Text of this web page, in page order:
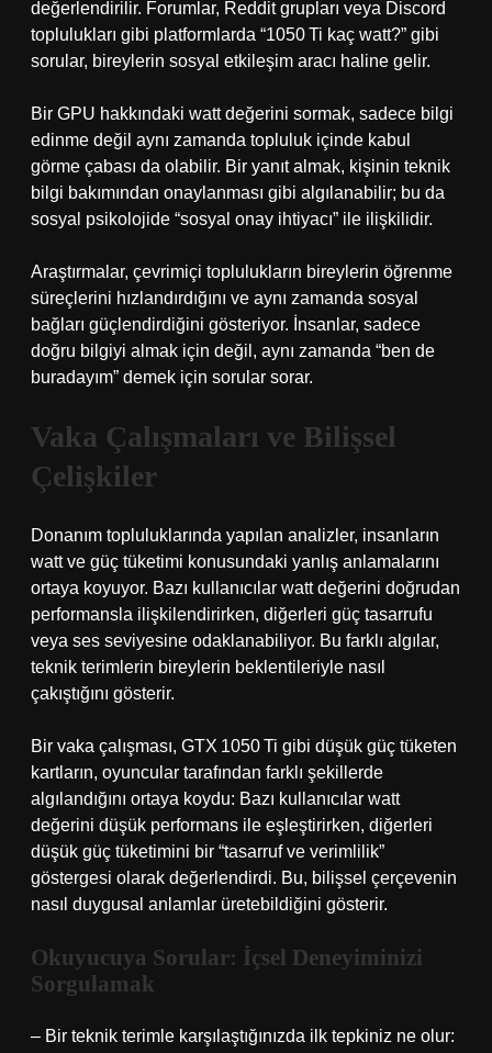
değerlendirilir. Forumlar, Reddit grupları veya Discord
toplulukları gibi platformlarda “1050 Ti kaç watt?” gibi
sorular, bireylerin sosyal etkileşim aracı haline gelir.
Bir GPU hakkındaki watt değerini sormak, sadece bilgi
edinme değil aynı zamanda topluluk içinde kabul
görme çabası da olabilir. Bir yanıt almak, kişinin teknik
bilgi bakımından onaylanması gibi algılanabilir; bu da
sosyal psikolojide “sosyal onay ihtiyacı” ile ilişkilidir.
Araştırmalar, çevrimiçi toplulukların bireylerin öğrenme
süreçlerini hızlandırdığını ve aynı zamanda sosyal
bağları güçlendirdiğini gösteriyor. İnsanlar, sadece
doğru bilgiyi almak için değil, aynı zamanda “ben de
buradayım” demek için sorular sorar.
Vaka Çalışmaları ve Bilişsel
Çelişkiler
Donanım topluluklarında yapılan analizler, insanların
watt ve güç tüketimi konusundaki yanlış anlamalarını
ortaya koyuyor. Bazı kullanıcılar watt değerini doğrudan
performansla ilişkilendirirken, diğerleri güç tasarrufu
veya ses seviyesine odaklanabiliyor. Bu farklı algılar,
teknik terimlerin bireylerin beklentileriyle nasıl
çakıştığını gösterir.
Bir vaka çalışması, GTX 1050 Ti gibi düşük güç tüketen
kartların, oyuncular tarafından farklı şekillerde
algılandığını ortaya koydu: Bazı kullanıcılar watt
değerini düşük performans ile eşleştirirken, diğerleri
düşük güç tüketimini bir “tasarruf ve verimlilik”
göstergesi olarak değerlendirdi. Bu, bilişsel çerçevenin
nasıl duygusal anlamlar üretebildiğini gösterir.
Okuyucuya Sorular: İçsel Deneyiminizi
Sorgulamak
– Bir teknik terimle karşılaştığınızda ilk tepkiniz ne olur: